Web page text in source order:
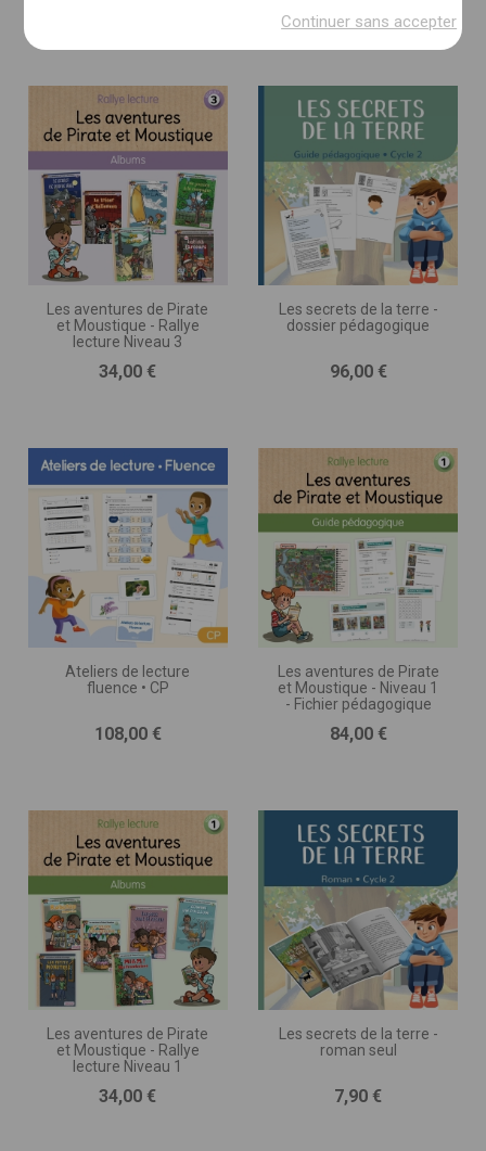
Les aventures de Pirate
et Moustique - Rallye
lecture Niveau 3
Prix
34,00 €
Les secrets de la terre -
dossier pédagogique
Prix
96,00 €
Ateliers de lecture
fluence • CP
Prix
108,00 €
Les aventures de Pirate
et Moustique - Niveau 1
- Fichier pédagogique
Prix
84,00 €
Les aventures de Pirate
et Moustique - Rallye
lecture Niveau 1
Prix
34,00 €
Les secrets de la terre -
roman seul
Prix
7,90 €
Continuer sans accepter
DESCRIPTION DU PROJET * :
(nombre de pages, séances, jeux ou exercices, nombre
d’illustrations, matériel d’accompagnement,
programmation, etc.)